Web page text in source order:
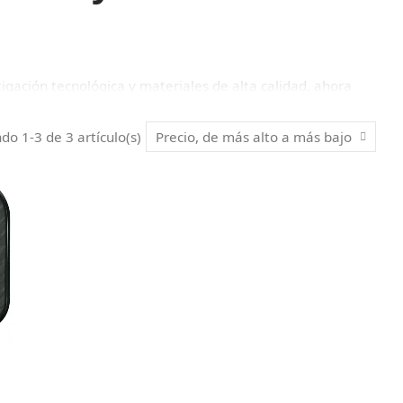
tecnológica y materiales de alta calidad, ahora
y diseño de vanguardia a sus
1-3 de 3 artículo(s) Precio, de más alto a más bajo